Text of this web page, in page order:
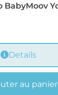
Details
au panier